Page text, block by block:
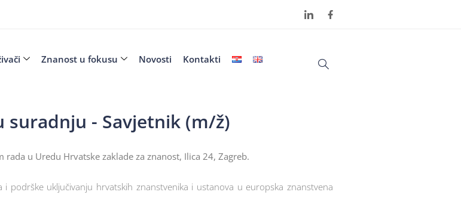
Znanost u fokusu Novosti Kontakti
suradnju - Savjetnik (m/ž)
u Uredu Hrvatske zaklade za znanost, Ilica 24, Zagreb.
uključivanju hrvatskih znanstvenika i ustanova u europska znanstvena